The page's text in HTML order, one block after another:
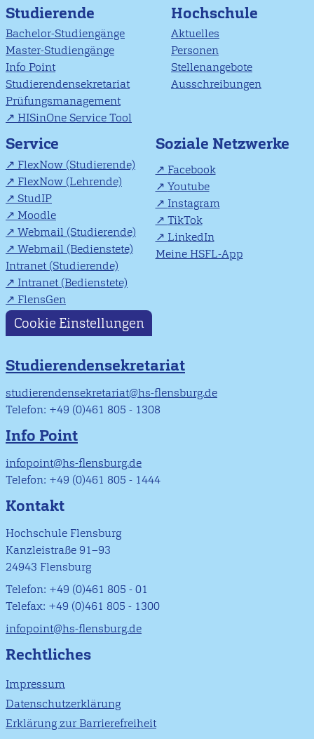
Studierende
Bachelor-Studiengänge
Master-Studiengänge
Info Point
Studierendensekretariat
Prüfungsmanagement
HISinOne Service Tool
Hochschule
Aktuelles
Personen
Stellenangebote
Ausschreibungen
Service
FlexNow (Studierende)
FlexNow (Lehrende)
StudIP
Moodle
Webmail (Studierende)
Webmail (Bedienstete)
Intranet (Studierende)
Intranet (Bedienstete)
FlensGen
Soziale Netzwerke
Facebook
Youtube
Instagram
TikTok
LinkedIn
Meine HSFL-App
Cookie Einstellungen
Studierendensekretariat
studierendensekretariat@hs-flensburg.de
Telefon: +49 (0)461 805 - 1308
Info Point
infopoint@hs-flensburg.de
Telefon: +49 (0)461 805 - 1444
Kontakt
Hochschule Flensburg
Kanzleistraße 91–93
24943 Flensburg
Telefon: +49 (0)461 805 - 01
Telefax: +49 (0)461 805 - 1300
infopoint@hs-flensburg.de
Rechtliches
Impressum
Datenschutzerklärung
Erklärung zur Barrierefreiheit